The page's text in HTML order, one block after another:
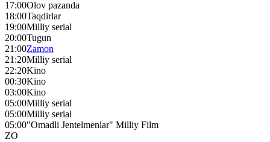
17:00Olov pazanda
18:00Taqdirlar
19:00Milliy serial
20:00Tugun
21:00Zamon
21:20Milliy serial
22:20Kino
00:30Kino
03:00Kino
05:00Milliy serial
05:00Milliy serial
05:00"Omadli Jentelmenlar" Milliy Film
ZO